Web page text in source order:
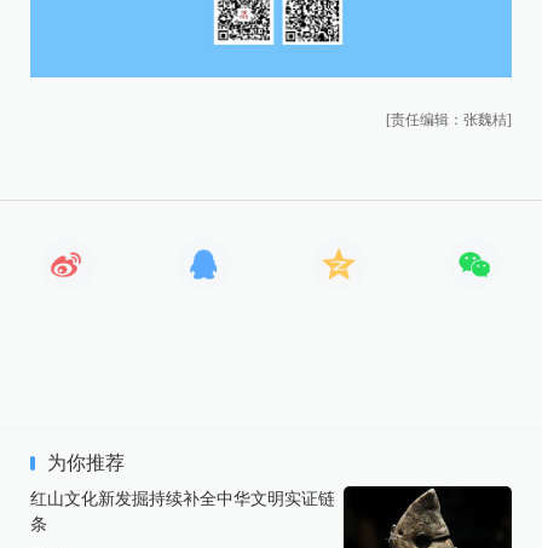
[责任编辑：张魏桔]
为你推荐
红山文化新发掘持续补全中华文明实证链
条